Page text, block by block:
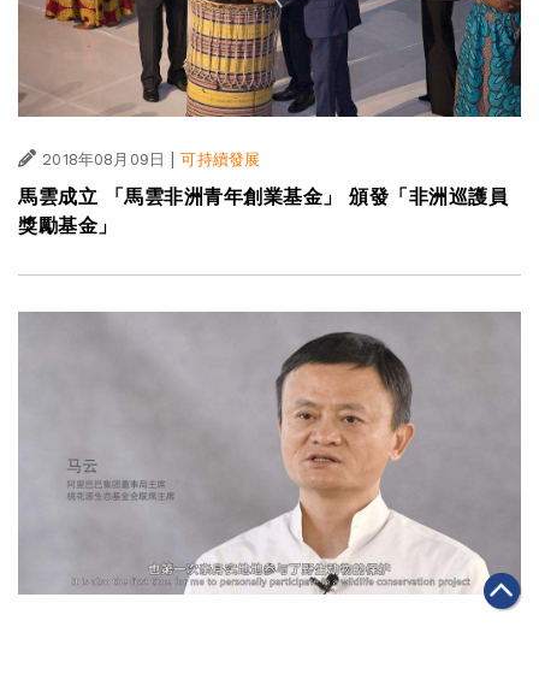
2018年08月09日 | 可持續發展
馬雲成立 「馬雲非洲青年創業基金」 頒發「非洲巡護員
獎勵基金」